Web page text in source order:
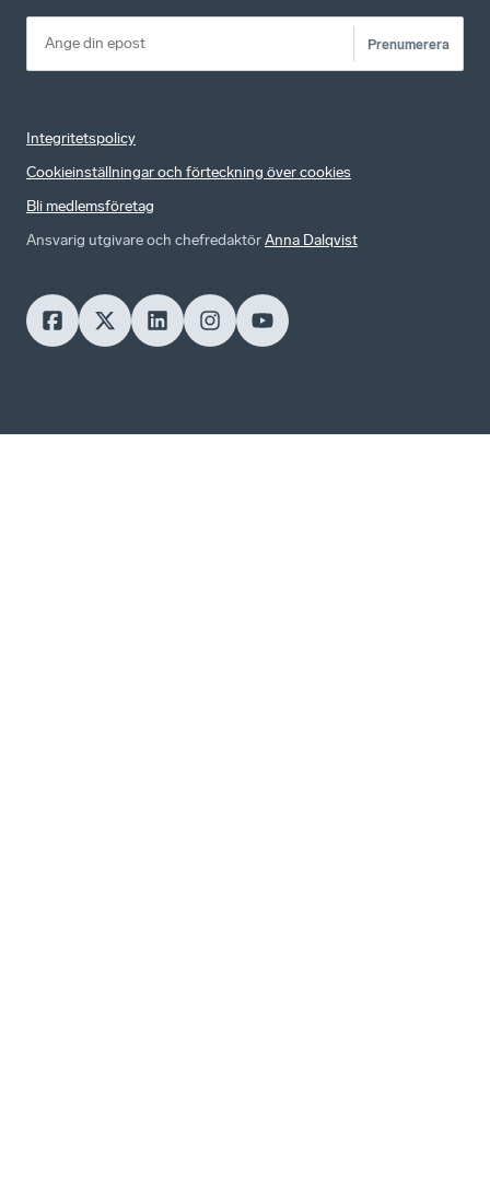
Prenumerera
Integritetspolicy
Cookieinställningar och förteckning över cookies
Bli medlemsföretag
Ansvarig utgivare och chefredaktörAnna Dalqvist